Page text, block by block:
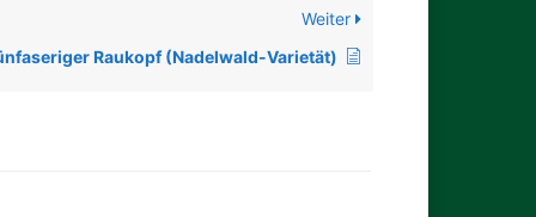
Weiter
Raukopf (Nadelwald-Varietät)